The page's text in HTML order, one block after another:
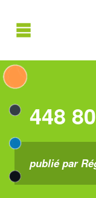
448
publié par